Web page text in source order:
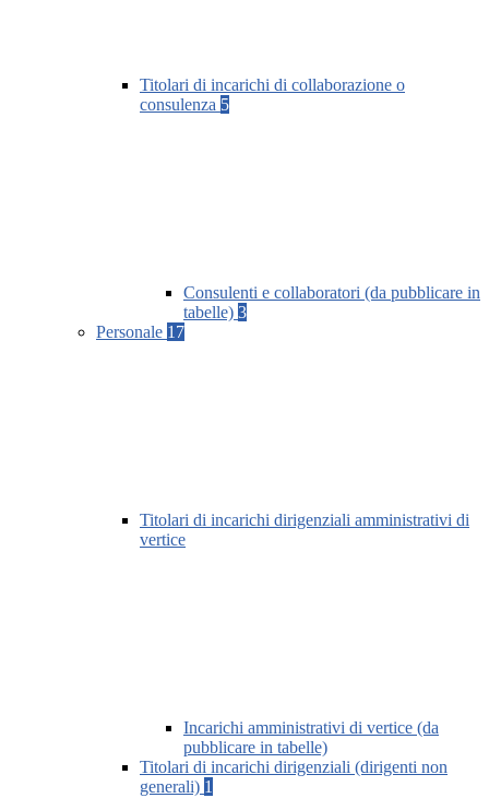
Titolari di incarichi di collaborazione o
consulenza 5
Consulenti e collaboratori (da pubblicare in
tabelle) 3
Personale 17
Titolari di incarichi dirigenziali amministrativi di
vertice
Incarichi amministrativi di vertice (da
pubblicare in tabelle)
Titolari di incarichi dirigenziali (dirigenti non
generali) 1